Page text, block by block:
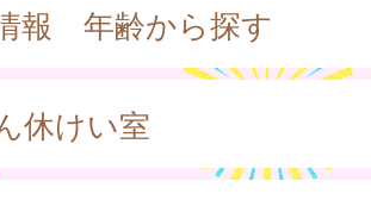
報 年齢から探す
休けい室